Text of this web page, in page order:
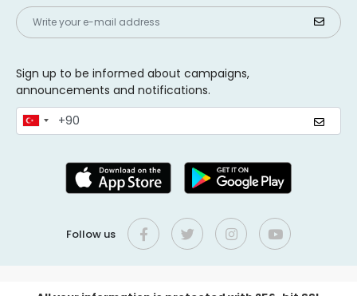
Sign up to be informed about campaigns,
announcements and notifications.
Follow us